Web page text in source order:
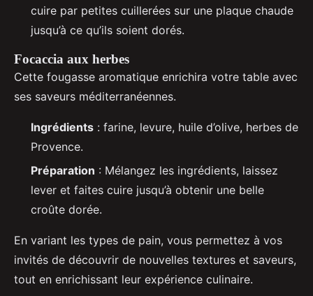
cuire par petites cuillerées sur une plaque chaude
jusqu’à ce qu’ils soient dorés.
Focaccia aux herbes
Cette fougasse aromatique enrichira votre table avec
ses saveurs méditerranéennes.
Ingrédients : farine, levure, huile d’olive, herbes de
Provence.
Préparation : Mélangez les ingrédients, laissez
lever et faites cuire jusqu’à obtenir une belle
croûte dorée.
En variant les types de pain, vous permettez à vos
invités de découvrir de nouvelles textures et saveurs,
tout en enrichissant leur expérience culinaire.